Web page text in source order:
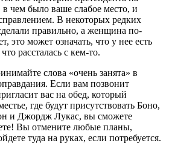
чем было ваше слабое место, и
В некоторых редких
правильно, а женщина по-
это может означать, что у нее есть
рассталась с кем-то.
слова «очень занята» в
Если вам позвонит
вас на обед, который
где будут присутствовать Боно,
и Джордж Лукас, вы сможете
Вы отмените любые планы,
туда на руках, если потребуется.